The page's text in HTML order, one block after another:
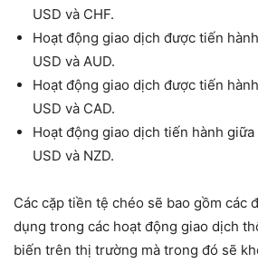
USD và CHF.
Hoạt động giao dịch được tiến
USD và AUD.
Hoạt động giao dịch được tiến
USD và CAD.
Hoạt động giao dịch tiến hành
USD và NZD.
Các cặp tiền tệ chéo sẽ bao gồm các
dụng trong các hoạt động giao dịch
biến trên thị trường mà trong đó sẽ